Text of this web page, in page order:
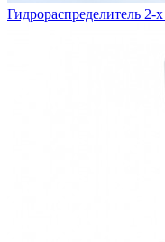
Гидрораспределитель